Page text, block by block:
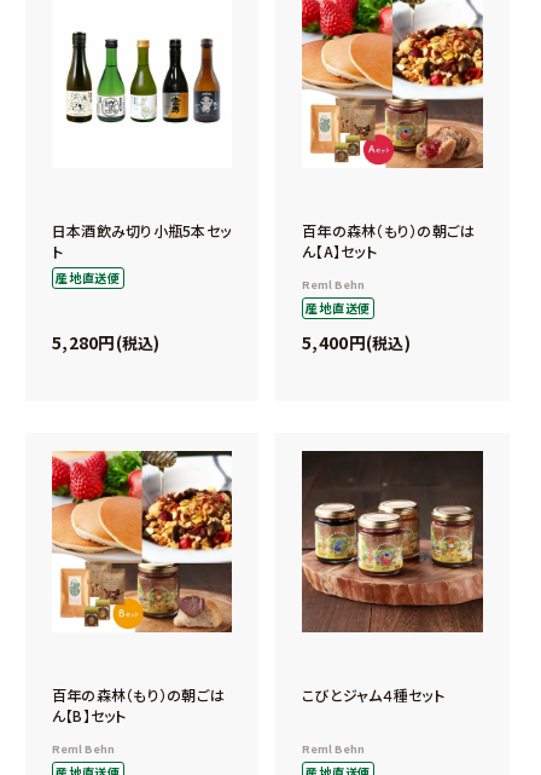
日本酒飲み切り小瓶5本セッ
ト
産地直送便
5,280 税込
百年の森林（もり）の朝ごは
ん【A】セット
Reml Behn
産地直送便
5,400 税込
百年の森林（もり）の朝ごは
ん【B】セット
Reml Behn
こびとジャム４種セット
Reml Behn